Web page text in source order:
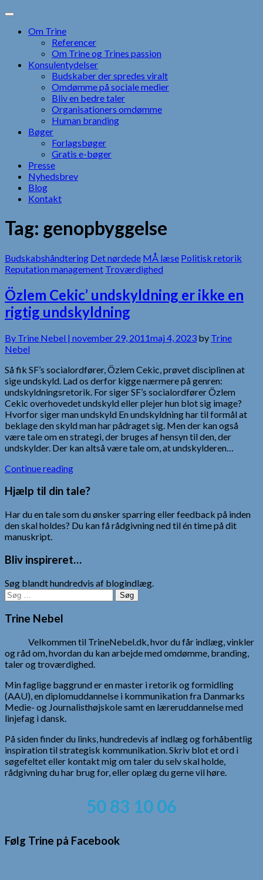
Skip
contentOm Trine
Referencer
Om Trine og Trines passion
Konsulentydelser
Budskaber der spredes viralt
Omdømme på sociale medier
Bliv en bedre taler
Organisationers omdømme
Human branding
Bøger
Forlagsbøger
Gratis e-bøger
Presse
Nyhedsbrev
Blog
Kontakt
Tag: genopbyggelse
Budskabshåndtering Det nørdede MÅ læse Politisk retorik
Reputation management Troværdighed
Özlem Cekic’ undskyldning er ikke en
rigtig undskyldning
By Trine Nebel | november 29, 2011maj 4, 2023 by Trine
Nebel
Så fik SF’s socialordfører, Özlem Cekic, prøvet disciplinen at
sige undskyld. Lad os derfor kigge nærmere på genren:
undskyldningsretorik. For siger SF’s socialordfører Özlem
Cekic overhovedet undskyld eller plejer hun blot sig image?
Hvorfor siger man undskyld En undskyldning har til formål at
beklage den skyld man har pådraget sig. Men der kan også
være tale om en strategi, der bruges af hensyn til den, der
undskylder. Der kan altså være tale om, at undskylderen…
Continue reading
Hjælp til din tale?
Har du en tale som du ønsker sparring eller feedback på inden
den skal holdes? Du kan få rådgivning ned til én time på dit
manuskript.
Bliv inspireret…
Søg blandt hundredvis af blogindlæg.
Søg
efter:
Trine Nebel
Velkommen til TrineNebel.dk, hvor du får indlæg, vinkler
og råd om, hvordan du kan arbejde med omdømme, branding,
taler og troværdighed.
Min faglige baggrund er en master i retorik og formidling
(AAU), en diplomuddannelse i kommunikation fra Danmarks
Medie- og Journalisthøjskole samt en læreruddannelse med
linjefag i dansk.
På siden finder du links, hundredevis af indlæg og forhåbentlig
inspiration til strategisk kommunikation. Skriv blot et ord i
søgefeltet eller kontakt mig om taler du selv skal holde,
rådgivning du har brug for, eller oplæg du gerne vil høre.
50 83 10 06
Følg Trine på Facebook